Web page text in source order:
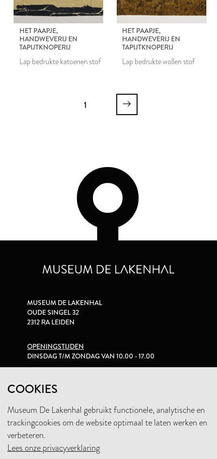
HET PAAPJE,
HANDWEVERIJ EN
TAPIJTKNOPERIJ
Lap bedrukte katoenen stof
HET PAAPJE,
HANDWEVERIJ EN
TAPIJTKNOPERIJ
Lap bedrukte wollen stof
1
COOKIES
Museum De Lakenhal gebruikt functionele, analytische en
trackingcookies om de website optimaal te laten werken en
verbeteren.
Lees onze privacyverklaring
MUSEUM DE LAKENHAL
OUDE SINGEL 32
2312 RA LEIDEN
OPENINGSTIJDEN
DINSDAG T/M ZONDAG VAN 10.00 - 17.00
+31 (0)71 5165360
INFO@LAKENHAL.NL
STEUN HET MUSEUM